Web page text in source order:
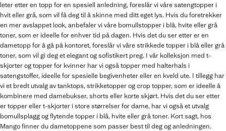
leter etter en topp for en spesiell anledning, foreslår vi våre satengtopper i
hvit eller grå, som vil få deg til å skinne med ditt eget lys. Hvis du foretrekker
en mer avslappet look, anbefaler vi våre bomullstopper i blå, hvite eller grå
toner, som er ideelle for enhver tid på dagen. Hvis det du ser etter er en
dametopp for å gå på kontoret, foreslår vi våre strikkede topper i blå eller grå
toner, som vil gi deg et elegant og sofistikert preg. I vår kolleksjon med t-
skjorter og topper for kvinner har vi også topper med halterhals i
satengstoffer, ideelle for spesielle begivenheter eller en kveld ute. I tillegg har
vi et bredt utvalg av tanktops, strikketopper og crop topper, som er ideelle å
kombinere med damebukser, shorts eller korte skjørt. Hvis det du ser etter
er topper eller t-skjorter i store størrelser for dame, har vi også et utvalg
bomullsplagg og flytende topper i blå, hvite eller grå toner. Kort sagt, hos
Mango finner du dametoppene som passer best til deg og anledningen.